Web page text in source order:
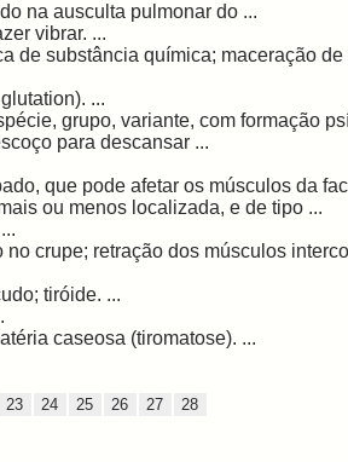
na ausculta pulmonar do ...
vibrar. ...
de substância química; maceração de
...
grupo, variante, com formação
para descansar ...
que pode afetar os músculos da
ou menos localizada, e de tipo ...
crupe; retração dos músculos
tiróide. ...
caseosa (tiromatose). ...
23 24 25 26 27 28